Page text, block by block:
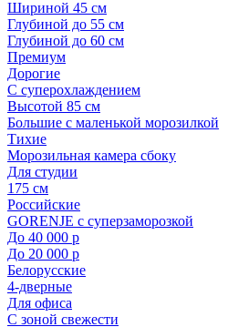
Шириной 45 см
Глубиной до 55 см
Глубиной до 60 см
Премиум
Дорогие
С суперохлаждением
Высотой 85 см
Большие с маленькой морозилкой
Тихие
Морозильная камера сбоку
Для студии
175 см
Российские
GORENJE с суперзаморозкой
До 40 000 р
До 20 000 р
Белорусские
4-дверные
Для офиса
С зоной свежести